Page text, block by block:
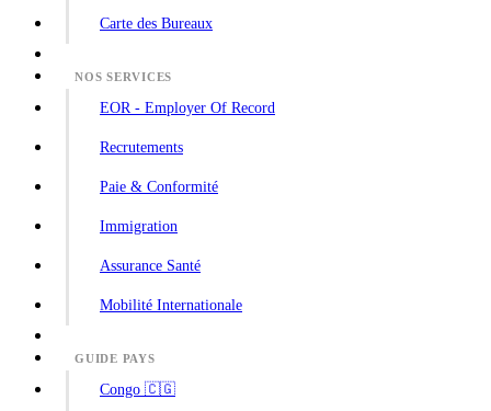
Carte des Bureaux
NOS SERVICES
EOR - Employer Of Record
Recrutements
Paie & Conformité
Immigration
Assurance Santé
Mobilité Internationale
GUIDE PAYS
Congo 🇨🇬